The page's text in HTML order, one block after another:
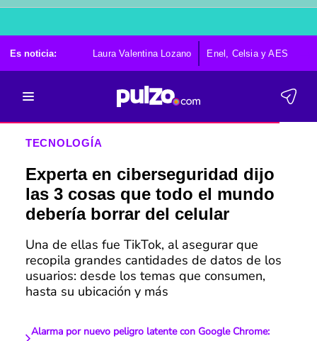
Es noticia: Laura Valentina Lozano Enel, Celsia y AES
TECNOLOGÍA
Experta en ciberseguridad dijo
las 3 cosas que todo el mundo
debería borrar del celular
Una de ellas fue TikTok, al asegurar que
recopila grandes cantidades de datos de los
usuarios: desde los temas que consumen,
hasta su ubicación y más
Alarma por nuevo peligro latente con Google Chrome: